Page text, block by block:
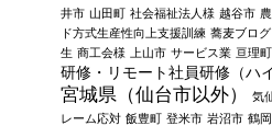
井市 山田町 社会福祉法人様 越谷市
ド方式生産性向上支援訓練 蕎麦ブログ
生 商工会様 上山市 サービス業 亘理町
研修・リモート社員研修（ハ
宮城県（仙台市以外） 気
レーム応対 飯豊町 登米市 岩沼市 鶴